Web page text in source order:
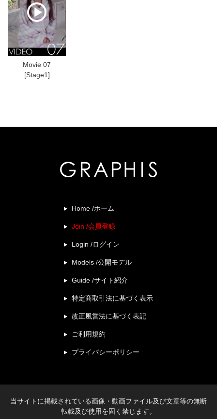
Movie 07
[Stage1]
Home /ホーム
Join /会員登録
Login /ログイン
Models /公開モデル
Guide /サイト紹介
特定商取引法に基づく表示
改正風営法に基づく表記
ご利用規約
プライバシーポリシー
当サイトに掲載されている画像・動画ファイル及び文章等の無断
転載及び使用を固く禁じます。